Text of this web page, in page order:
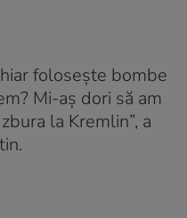
folosește bombe
Mi-aș dori să am
la Kremlin”, a